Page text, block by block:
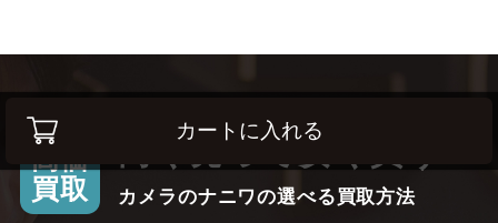
カートに入れる
高価
買取
高く売って安く買う！
カメラのナニワの選べる買取方法